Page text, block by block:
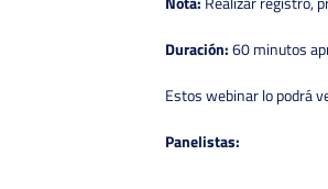
Duración:60 minutos
Estos webinar lo podrá
Panelistas: